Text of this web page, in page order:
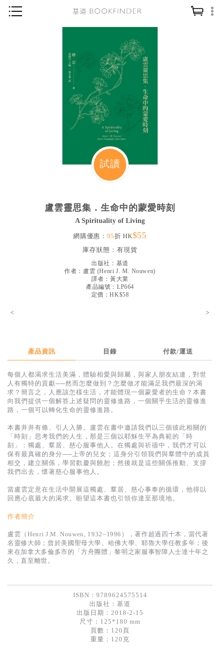
讀經／研經
教會歷史
靈修／禱告
哲學／宗教比較
暢銷榜
中文二手書
英文二手書
精選英文書
電子書
基道 Top 50
試讀
盧雲靈思集．生命中的蒙愛時刻
A Spirituality of Living
網購優惠： 95折 HK$55
庫存狀態： 有現貨
出版社： 基道
作者： 盧雲 (Henri J. M. Nouwen)
譯者： 黃大業
產品編號：LP664
定價：HK$58
< >
產品資訊 目錄 付款/運送
每個人都渴求生活美滿，體驗相愛與歸屬，與家人朋友結連，對世
人有獨特的貢獻──然而怎麼做到？怎麼做才能滿足我們最深的渴
求？簡言之，人應該怎樣生活，才能體現一個蒙愛者的生命？本書
向我們提供一個解答上述疑問的靈修進路，一個關乎生活的靈修進
路，一個可以轉化生命的靈修進路。
本書井井有條、引人入勝。盧雲在書中邀請我們以三個彼此相關的
「時刻」思考我們的人生，那是三個以耶穌生平為典範的「時
刻」：獨處、羣居、慈心服事他人。在獨處與祈禱中，我們才可以
保有最真確的身分──上帝的兒女；這身分引領我們與羣體中的成員
相交，建立關係，學習歡慶與饒恕；然後就是這些關係推動、支撐
我們出去，懷著慈心服事他人。
當盧雲定意在生活中開展這獨處、羣居、慈心事奉的循環，他得以
回應心底最大的渴求。盼望這本書也引領你達至那境地。
作者簡介
盧雲（Henri J.M. Nouwen, 1932~1996），著作超過四十本，當代著
名靈修大師；曾於美國聖母大學、哈佛大學、耶魯大學任教多年；後
來在加拿大多倫多市的「方舟團體」黎明之家服事智障人士達十年之
久，直至離世。
ISBN：9789624575514
出版社： 基道
出版日期：2018-2-15
尺寸：125*180 mm
頁數：120頁
重量：120克